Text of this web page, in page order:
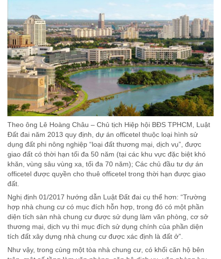
Theo ông Lê Hoàng Châu – Chủ tịch Hiệp hội BĐS TPHCM, Luật
Đất đai năm 2013 quy định, dự án officetel thuộc loại hình sử
dụng đất phi nông nghiệp “loại đất thương mại, dịch vụ”, được
giao đất có thời hạn tối đa 50 năm (tại các khu vực đặc biệt khó
khăn, vùng sâu vùng xa, tối đa 70 năm); Các chủ đầu tư dự án
officetel được quyền cho thuê officetel trong thời hạn được giao
đất.
Nghị định 01/2017 hướng dẫn Luật Đất đai cụ thể hơn: “Trường
hợp nhà chung cư có mục đích hỗn hợp, trong đó có một phần
diện tích sàn nhà chung cư được sử dụng làm văn phòng, cơ sở
thương mại, dịch vụ thì mục đích sử dụng chính của phần diện
tích đất xây dựng nhà chung cư được xác định là đất ở”.
Như vậy, trong cùng một tòa nhà chung cư, có khối căn hộ bên